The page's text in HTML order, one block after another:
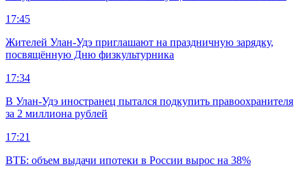
17:45
Жителей Улан-Удэ приглашают на праздничную зарядку,
посвящённую Дню физкультурника
17:34
В Улан-Удэ иностранец пытался подкупить правоохранителя
за 2 миллиона рублей
17:21
ВТБ: объем выдачи ипотеки в России вырос на 38%